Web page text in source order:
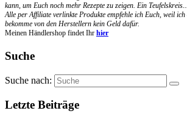
kann, um Euch noch mehr Rezepte zu zeigen. Ein Teufelskreis...
Alle per Affiliate verlinkte Produkte empfehle ich Euch, weil
bekomme von den Herstellern kein Geld dafür.
Meinen Händlershop findet Ihr hier
Suche
Suche nach:
Letzte Beiträge